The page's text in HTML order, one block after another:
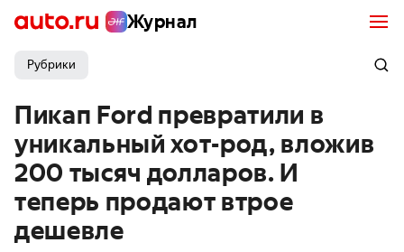
Журнал
Рубрики
Пикап Ford превратили в
уникальный хот-род, вложив
200 тысяч долларов. И
теперь продают втрое
дешевле